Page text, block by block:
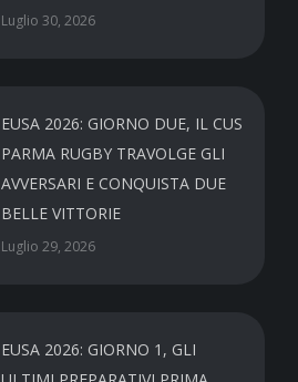
Luglio 30, 2026
EUSA 2026: GIORNO DUE, IL CUS
PARMA RUGBY TRAVOLGE GLI
AVVERSARI E CONQUISTA DUE
BELLE VITTORIE
Luglio 29, 2026
EUSA 2026: GIORNO 1, GLI